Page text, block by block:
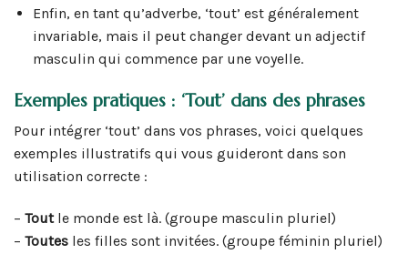
Enfin, en tant qu’adverbe, ‘tout’ est généralement
invariable, mais il peut changer devant un adjectif
masculin qui commence par une voyelle.
Exemples pratiques : ‘Tout’ dans des phrases
Pour intégrer ‘tout’ dans vos phrases, voici quelques
exemples illustratifs qui vous guideront dans son
utilisation correcte :
– Toutle monde est là. (groupe masculin pluriel)
– Toutes les filles sont invitées. (groupe féminin pluriel)